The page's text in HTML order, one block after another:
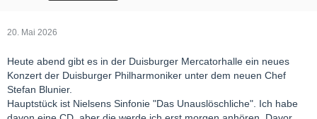
20. Mai 2026
Heute abend gibt es in der Duisburger Mercatorhalle ein neues
Konzert der Duisburger Philharmoniker unter dem neuen Chef
Stefan Blunier.
Hauptstück ist Nielsens Sinfonie "Das Unauslöschliche". Ich habe